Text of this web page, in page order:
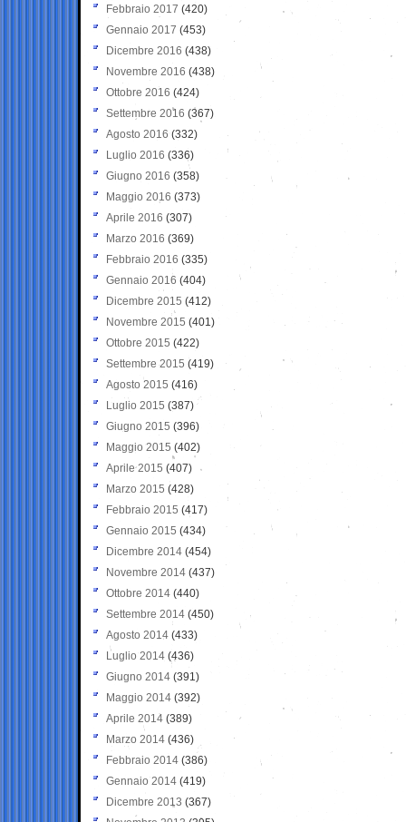
Febbraio 2017 (420)
Gennaio 2017 (453)
Dicembre 2016 (438)
Novembre 2016 (438)
Ottobre 2016 (424)
Settembre 2016 (367)
Agosto 2016 (332)
Luglio 2016 (336)
Giugno 2016 (358)
Maggio 2016 (373)
Aprile 2016 (307)
Marzo 2016 (369)
Febbraio 2016 (335)
Gennaio 2016 (404)
Dicembre 2015 (412)
Novembre 2015 (401)
Ottobre 2015 (422)
Settembre 2015 (419)
Agosto 2015 (416)
Luglio 2015 (387)
Giugno 2015 (396)
Maggio 2015 (402)
Aprile 2015 (407)
Marzo 2015 (428)
Febbraio 2015 (417)
Gennaio 2015 (434)
Dicembre 2014 (454)
Novembre 2014 (437)
Ottobre 2014 (440)
Settembre 2014 (450)
Agosto 2014 (433)
Luglio 2014 (436)
Giugno 2014 (391)
Maggio 2014 (392)
Aprile 2014 (389)
Marzo 2014 (436)
Febbraio 2014 (386)
Gennaio 2014 (419)
Dicembre 2013 (367)